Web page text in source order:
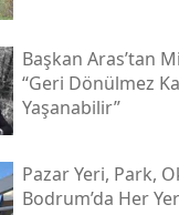
Başkan Aras’tan
“geri Dönülmez
Yaşanabilir”
Pazar Yeri, Park,
Bodrum’da Her